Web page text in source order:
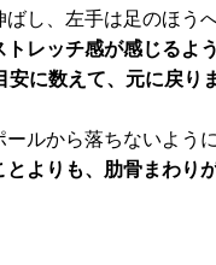
し、左手は足のほう
レッチ感が感じるよ
安に数えて、元に戻り
ルから落ちないよう
とよりも、肋骨まわり